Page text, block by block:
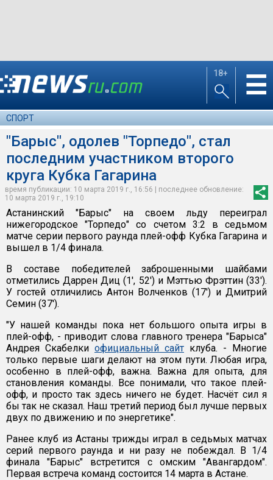
18+ ☰
СПОРТ
"Барыс", одолев "Торпедо", стал
последним участником второго
круга Кубка Гагарина
время публикации: 10 марта 2019 г., 16:56 | последнее обновление:
10 марта 2019 г., 19:10
Астанинский "Барыс" на своем льду переиграл
нижегородское "Торпедо" со счетом 3:2 в седьмом
матче серии первого раунда плей-офф Кубка Гагарина и
вышел в 1/4 финала.
В составе победителей заброшенными шайбами
отметились Даррен Диц (1', 52') и Мэттью Фрэттин (33').
У гостей отличились Антон Волченков (17') и Дмитрий
Семин (37').
"У нашей команды пока нет большого опыта игры в
плей-офф, - приводит слова главного тренера "Барыса"
Андрея Скабелки официальный сайт клуба. - Многие
только первые шаги делают на этом пути. Любая игра,
особенно в плей-офф, важна. Важна для опыта, для
становления команды. Все понимали, что такое плей-
офф, и просто так здесь ничего не будет. Насчёт сил я
бы так не сказал. Наш третий период был лучше первых
двух по движению и по энергетике".
Ранее клуб из Астаны трижды играл в седьмых матчах
серий первого раунда и ни разу не побеждал. В 1/4
финала "Барыс" встретится с омским "Авангардом".
Первая встреча команд состоится 14 марта в Астане.